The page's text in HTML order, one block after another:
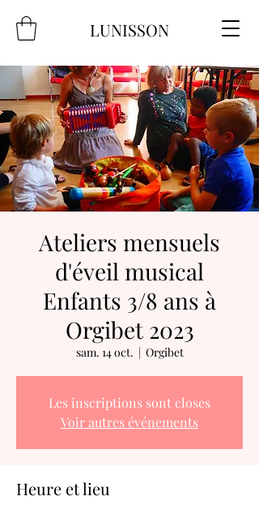
LUNISSON
Ateliers mensuels
d'éveil musical
Enfants 3/8 ans à
Orgibet 2023
sam. 14 oct.
  |
Orgibet
Les inscriptions sont closes
Voir autres événements
Heure et lieu